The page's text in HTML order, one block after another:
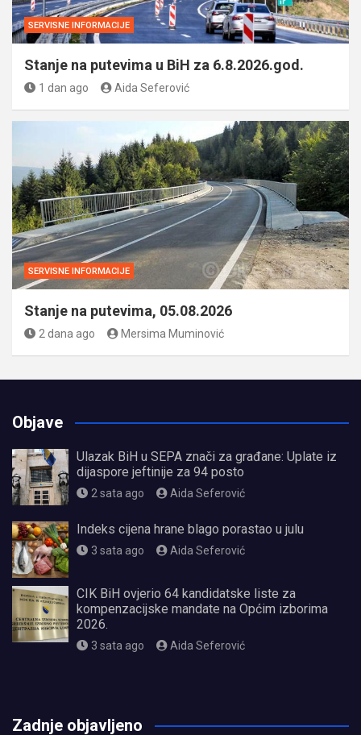
SERVISNE INFORMACIJE
Stanje na putevima u BiH za 6.8.2026.god.
1 dan ago Aida Seferović
SERVISNE INFORMACIJE
Stanje na putevima, 05.08.2026
2 dana ago Mersima Muminović
Objave
Ulazak BiH u SEPA znači za građane: Uplate iz
dijaspore jeftinije za 94 posto
2 sata ago Aida Seferović
Indeks cijena hrane blago porastao u julu
3 sata ago Aida Seferović
CIK BiH ovjerio 64 kandidatske liste za
kompenzacijske mandate na Općim izborima
2026.
3 sata ago Aida Seferović
Zadnje objavljeno